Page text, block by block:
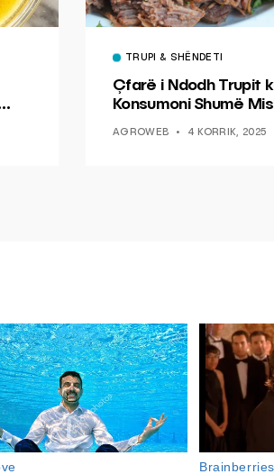
TRUPI & SHËNDETI
Çfarë i Ndodh Trupit
Konsumoni Shumë
AGROWEB 4 KORRIK, 2025